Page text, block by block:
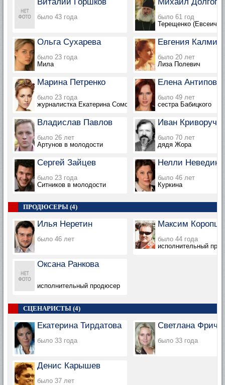
было 43 года
было 61 год
Терещенко (Евсеич)
Ольга Сухарева
было 23 года
Мила
Евгения
было 20 лет
Лиза Полевич
Марина Петренко
было 23 года
журналистка Екатерина Сомова
Елена Антипова
было 49 лет
сестра Бабицкого
Владислав Павлов
было 26 лет
Артунов в молодости
Иван Криворучко
было 70 лет
дядя Жора
Сергей Зайцев
было 23 года
Ситников в молодости
Нелли Неведина
было 46 лет
Куркина
ПРОДЮСЕРЫ (4)
Илья Неретин
было 46 лет
Максим
было 44 года
исполнительный
Оксана Ранкова
исполнительный продюсер
СЦЕНАРИСТЫ (4)
Екатерина Тирдатова
было 33 года
Светлана
было 33 года
Денис Карышев
было 37 лет